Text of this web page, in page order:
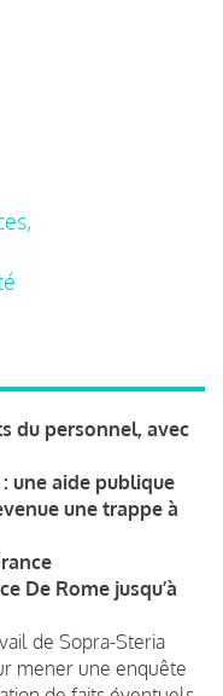
du personnel, avec
une aide publique
une trappe à
De Rome jusqu’à
de Sopra-Steria
mener une enquête